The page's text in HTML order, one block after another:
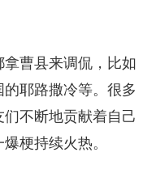
曹县来调侃，比如
耶路撒冷等。很多
不断地贡献着自己
梗持续火热。